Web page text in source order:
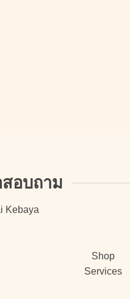
อบถาม
Kebaya
Shop
Services